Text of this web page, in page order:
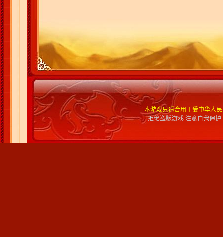
本游戏只适合用于受中华人
拒绝盗版游戏 注意自我保